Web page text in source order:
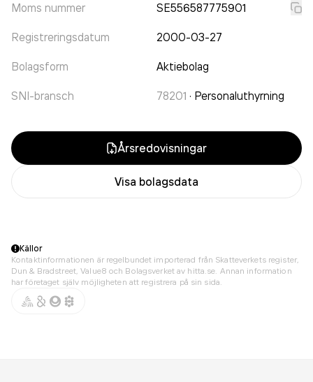
Moms nummer SE556587775901
Registreringsdatum 2000-03-27
Bolagsform Aktiebolag
SNI-bransch 78201 · Personaluthyrning
Årsredovisningar
Visa bolagsdata
Källor
Kontaktinformationen är regelbundet importerad från Skatteverkets register,
Dun & Bradstreet, Value8 och Bolagsverket av hitta.se. Annan information
har företaget själv möjligheten att registrera på sin sida.